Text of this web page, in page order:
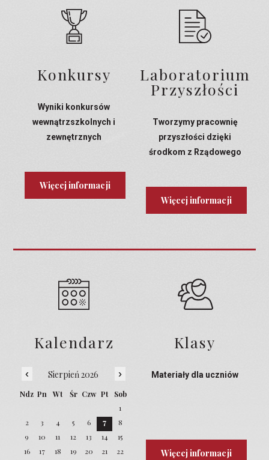
Konkursy
Wyniki konkursów
wewnątrzszkolnych i
zewnętrznych
Więcej informacji
Laboratorium
Przyszłości
Tworzymy pracownię
przyszłości dzięki
środkom z Rządowego
Więcej informacji
Kalendarz
‹ Sierpień 2026 ›
Ndz Pn Wt Śr Czw Pt
Sob
1
2
3 4 5 6 7
8
9
10 11 12 13 14
15
16
17 18 19 20 21
22
Klasy
Materiały dla uczniów
Więcej informacji